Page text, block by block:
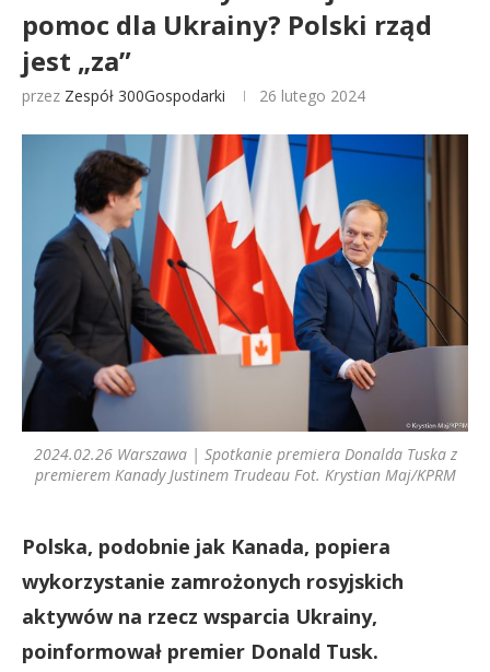
pomoc dla Ukrainy? Polski rząd
jest „za”
przez Zespół 300Gospodarki 26 lutego 2024
2024.02.26 Warszawa | Spotkanie premiera Donalda Tuska z
premierem Kanady Justinem Trudeau Fot. Krystian Maj/KPRM
Polska, podobnie jak Kanada, popiera
wykorzystanie zamrożonych rosyjskich
aktywów na rzecz wsparcia Ukrainy,
poinformował premier Donald Tusk.